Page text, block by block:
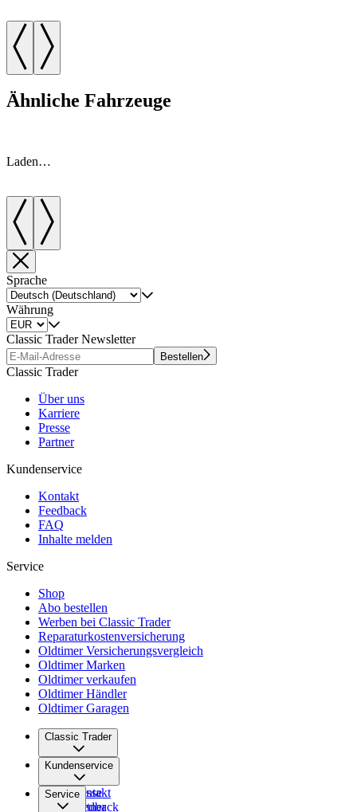
Ähnliche Fahrzeuge
Laden…
Sprache
Währung
Classic Trader Newsletter
Bestellen
Classic Trader
Über uns
Karriere
Presse
Partner
Kundenservice
Kontakt
Feedback
FAQ
Inhalte melden
Service
Shop
Abo bestellen
Werben bei Classic Trader
Reparaturkostenversicherung
Oldtimer Versicherungsvergleich
Oldtimer Marken
Oldtimer verkaufen
Oldtimer Händler
Oldtimer Garagen
Classic Trader
Über uns
Karriere
Presse
Partner
Kundenservice
Kontakt
Feedback
Service